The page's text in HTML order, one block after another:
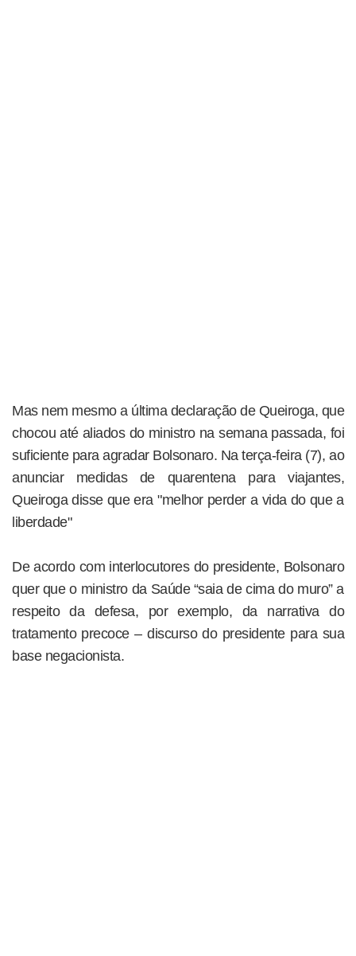
Mas nem mesmo a última declaração de Queiroga, que
chocou até aliados do ministro na semana passada, foi
suficiente para agradar Bolsonaro. Na terça-feira (7), ao
anunciar medidas de quarentena para viajantes,
Queiroga disse que era "melhor perder a vida do que a
liberdade"
De acordo com interlocutores do presidente, Bolsonaro
quer que o ministro da Saúde “saia de cima do muro” a
respeito da defesa, por exemplo, da narrativa do
tratamento precoce – discurso do presidente para sua
base negacionista.